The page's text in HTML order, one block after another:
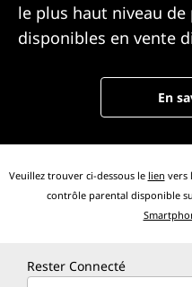
le plus haut niveau
disponibles en vente
En
Veuillez trouver ci-dessous le lien vers
contrôle parental disponible
Rester Connecté